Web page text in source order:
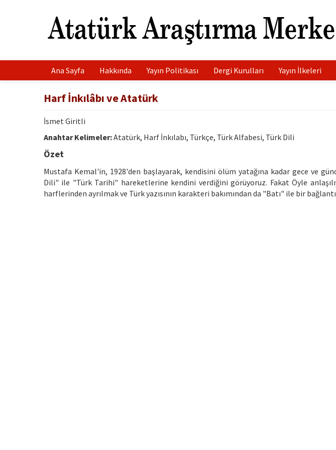
Ana Sayfa Hakkında Yayın Politikası Dergi Kurulları Yayın İlkeleri
Harf İnkılâbı ve Atatürk
İsmet Giritli
Anahtar Kelimeler:Atatürk, Harf İnkılabı, Türkçe, Türk Alfabesi, Türk Dili
Özet
Mustafa Kemal'in, 1928'den başlayarak, kendisini ölüm yatağına kadar gece ve
Dili" ile "Türk Tarihi" hareketlerine kendini verdiğini görüyoruz. Fakat Öyle
harflerinden ayrılmak ve Türk yazısının karakteri bakımından da "Batı" ile bir